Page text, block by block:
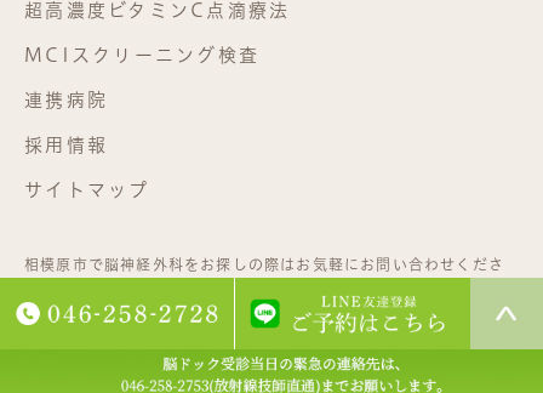
超高濃度ビタミンC点滴療法
MCIスクリーニング検査
連携病院
採用情報
サイトマップ
相模原市で脳神経外科をお探しの際はお気軽にお問い合わせくださ